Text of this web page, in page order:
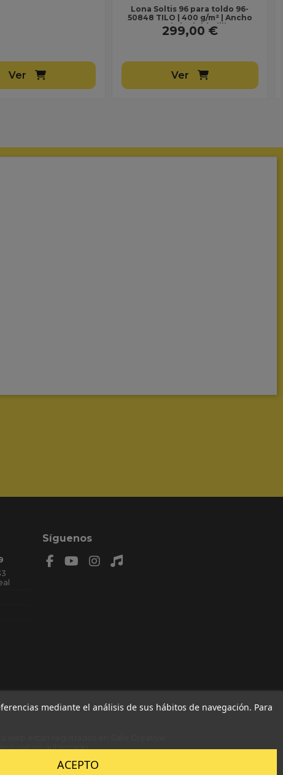
Ver
Lona para Toldo 2691 Splendore
| Acrílica Masacril 300 g/m² |
Ancho 1,20 m | Lona sin...
26,00 €
Ver
mediante el análisis de sus hábitos de navegación. Para
ACEPTO
Síguenos